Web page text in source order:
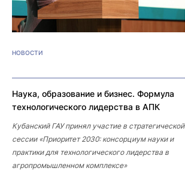
НОВОСТИ
Наука, образование и бизнес. Формула
технологического лидерства в АПК
Кубанский ГАУ принял участие в стратегической
сессии «Приоритет 2030: консорциум науки и
практики для технологического лидерства в
агропромышленном комплексе»